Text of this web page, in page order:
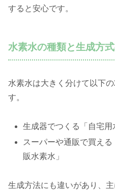
すると安心です。
水素水の種類と生成方
水素水は大きく分けて以下
す。
生成器でつくる「自宅用
スーパーや通販で買え
販水素水」
生成方法にも違いがあり、